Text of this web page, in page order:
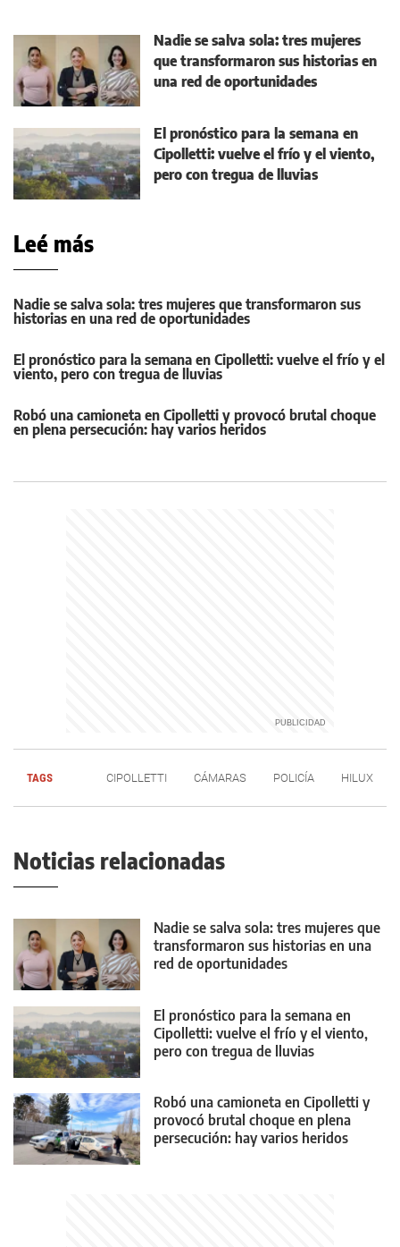
Nadie se salva sola: tres mujeres
que transformaron sus historias en
una red de oportunidades
El pronóstico para la semana en
Cipolletti: vuelve el frío y el viento,
pero con tregua de lluvias
Leé más
Nadie se salva sola: tres mujeres que transformaron sus
historias en una red de oportunidades
El pronóstico para la semana en Cipolletti: vuelve el frío y el
viento, pero con tregua de lluvias
Robó una camioneta en Cipolletti y provocó brutal choque
en plena persecución: hay varios heridos
TAGS CIPOLLETTI CÁMARAS POLICÍA HILUX
Noticias relacionadas
Nadie se salva sola: tres mujeres que
transformaron sus historias en una
red de oportunidades
El pronóstico para la semana en
Cipolletti: vuelve el frío y el viento,
pero con tregua de lluvias
Robó una camioneta en Cipolletti y
provocó brutal choque en plena
persecución: hay varios heridos